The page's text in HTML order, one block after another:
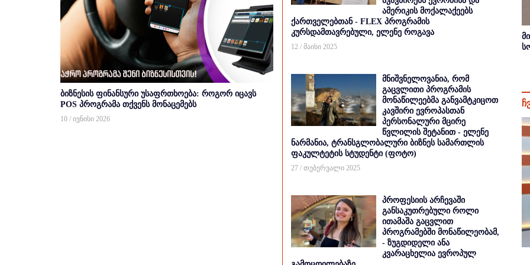
ბიზნესის ფინანსური უსაფრთხოება: როგორ იცავს
POS პროგრამა თქვენს მონაცემებს
10 / ივნისი 2026
ამერიკის მოქალაქეებს
ქართველებთან - FLEX პროგრამის
კურსდამთავრებული, ელენე როგავა
12 / მაისი 2025
მნიშვნელოვანია, რომ
გაცვლითი პროგრამის
მონაწილეებმა განვამტკიცოთ
კავშირი ევროპასთან
პერსონალური მცირე
წვლილის შეტანით - ელენე
ნარმანია, ტრანსგლობალური ბიზნეს სამართლის
ფაკულტეტის სტუდენტი (ფოტო)
27 / თებერვალი 2025
პროფესიის არჩევაში
განსაკუთრებული როლი
ითამაშა გაცვლით
პროგრამებში მონაწილეობამ,
- ზუგდიდელი ანა
კვარაცხელია ევროპულ